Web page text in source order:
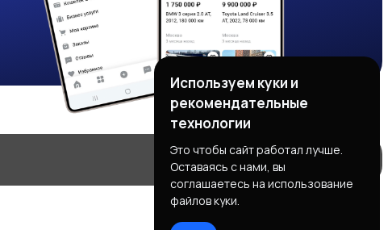
Используем куки и
рекомендательные
технологии
Это чтобы сайт работал лучше.
Оставаясь с нами, вы
соглашаетесь на использование
файлов куки.